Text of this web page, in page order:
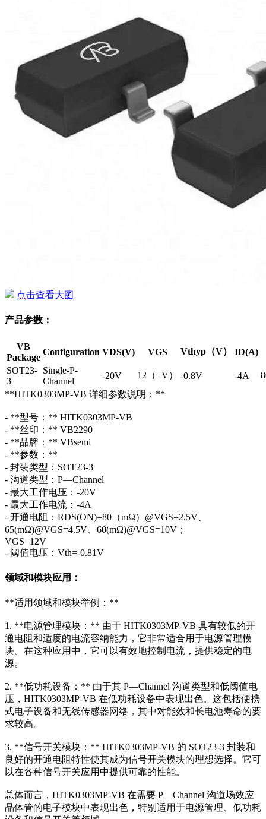
点击查看大图
产品参数：
VB
Package
Configuration VDS(V) VGS Vthyp（V）
ID(A)
SOT23-
3
Single-P-
Channel
-20V 12（±V） -0.8V -4A
**HITK0303MP-VB 详细参数说明：**
- **型号：** HITK0303MP-VB
- **丝印：** VB2290
- **品牌：** VBsemi
- **参数：**
- 封装类型：SOT23-3
- 沟道类型：P—Channel
- 最大工作电压：-20V
- 最大工作电流：-4A
- 开通电阻：RDS(ON)=80（mΩ）@VGS=2.5V、
65(mΩ)@VGS=4.5V、60(mΩ)@VGS=10V；
VGS=12V
- 阈值电压：Vth=-0.81V
领域和模块应用：
**适用领域和模块举例：**
1. **电源管理模块：** 由于 HITK0303MP-VB 具有较低的开
通电阻和适度的电流容纳能力，它非常适合用于电源管理模
块。在这种应用中，它可以有效地控制电流，提供稳定的电
源。
2. **低功耗设备：** 由于其 P—Channel 沟道类型和低阈值电
压，HITK0303MP-VB 在低功耗设备中表现出色。这包括便携
式电子设备和无线传感器网络，其中对能效和长电池寿命的要
求较高。
3. **信号开关模块：** HITK0303MP-VB 的 SOT23-3 封装和
良好的开通电阻特性使其成为信号开关模块的理想选择。它可
以在各种信号开关应用中提供可靠的性能。
总体而言，HITK0303MP-VB 在需要 P—Channel 沟道场效应
晶体管的电子模块中表现出色，特别适用于电源管理、低功耗